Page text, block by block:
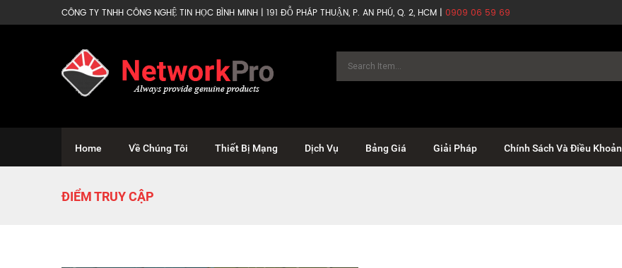
CÔNG TY TNHH CÔNG NGHỆ TIN HỌC BÌNH MINH | 191 ĐỖ PHÁP THUẬN, P. AN PHÚ, Q. 2, HCM | 0909 06 59 69
Home Về Chúng Tôi Thiết Bị Mạng Dịch Vụ Bảng Giá Giải Pháp Chính Sách Và Điều Khoản
ĐIỂM TRUY CẬP